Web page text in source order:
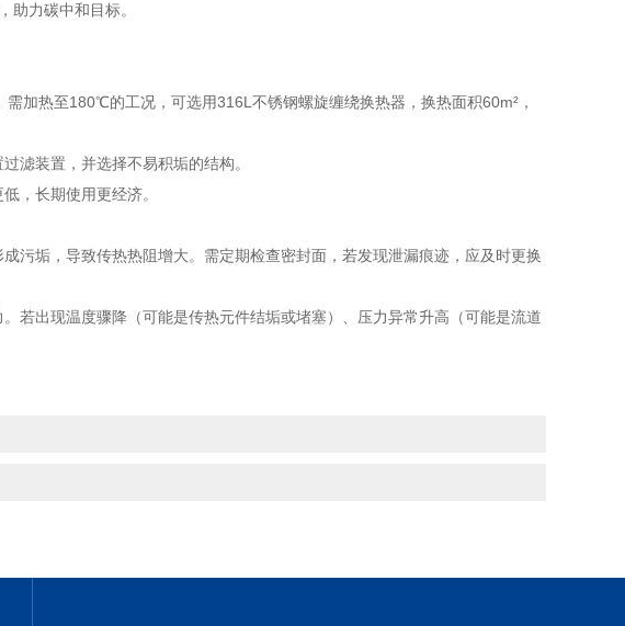
助力碳中和目标。
加热至180℃的工况，可选用316L不锈钢螺旋缠绕换热器，换热面积60m²，
滤装置，并选择不易积垢的结构。
，长期使用更经济。
污垢，导致传热热阻增大。需定期检查密封面，若发现泄漏痕迹，应及时更换
若出现温度骤降（可能是传热元件结垢或堵塞）、压力异常升高（可能是流道